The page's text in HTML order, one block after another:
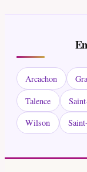
Arcachon
Talence
Wilson